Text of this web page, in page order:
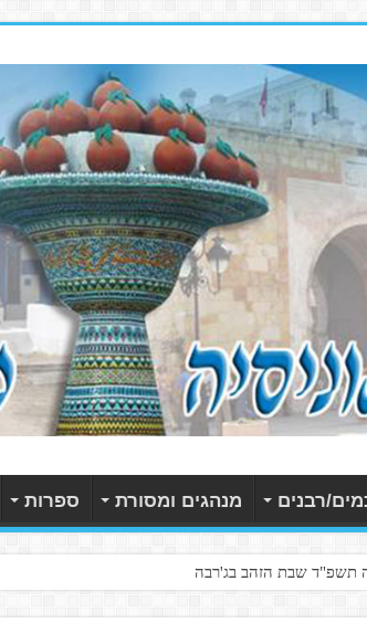
רבנים מנהגים ומסורת ספרות
תשפ"ד שבת הזהב בג'רבה